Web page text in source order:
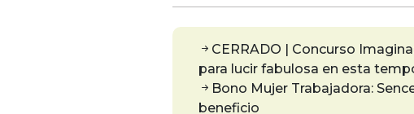
CERRADO | Concurso
para lucir fabulosa en esta
Bono Mujer Trabajadora:
beneficio